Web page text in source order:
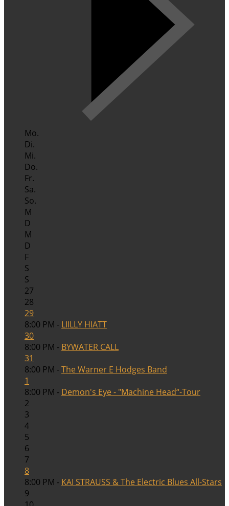
Mo.
Di.
Mi.
Do.
Fr.
Sa.
So.
M
D
M
D
F
S
S
27
28
29
8:00 PM - LIILLY HIATT
30
8:00 PM - BYWATER CALL
31
8:00 PM -The Warner E Hodges Band
1
8:00 PM - Demon's Eye - "Machine Head“-Tour
2
3
4
5
6
7
8
8:00 PM - KAI STRAUSS & The Electric Blues All-Stars
9